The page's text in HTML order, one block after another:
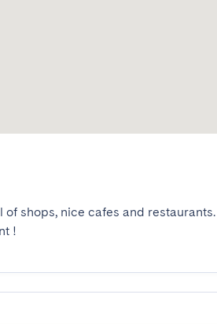
shops, nice cafes and restaurants.
!